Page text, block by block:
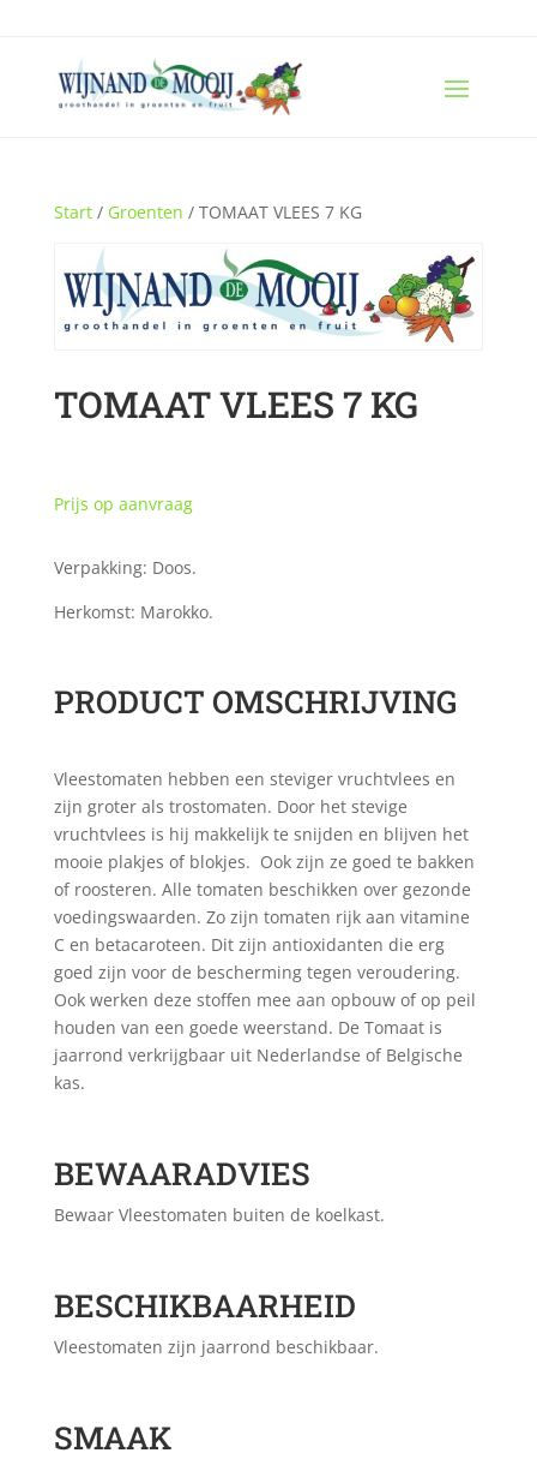
Start/ Groenten / TOMAAT VLEES 7 KG
TOMAAT VLEES 7 KG
Prijs op aanvraag
Verpakking: Doos.
Herkomst: Marokko.
PRODUCT OMSCHRIJVING
Vleestomaten hebben een steviger vruchtvlees en
zijn groter als trostomaten. Door het stevige
vruchtvlees is hij makkelijk te snijden en blijven het
mooie plakjes of blokjes. Ook zijn ze goed te bakken
of roosteren. Alle tomaten beschikken over gezonde
voedingswaarden. Zo zijn tomaten rijk aan vitamine
C en betacaroteen. Dit zijn antioxidanten die erg
goed zijn voor de bescherming tegen veroudering.
Ook werken deze stoffen mee aan opbouw of op peil
houden van een goede weerstand. De Tomaat is
jaarrond verkrijgbaar uit Nederlandse of Belgische
kas.
BEWAARADVIES
Bewaar Vleestomaten buiten de koelkast.
BESCHIKBAARHEID
Vleestomaten zijn jaarrond beschikbaar.
SMAAK